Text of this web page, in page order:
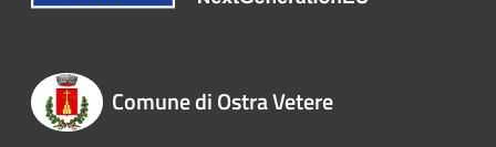
Comune di Ostra Vetere